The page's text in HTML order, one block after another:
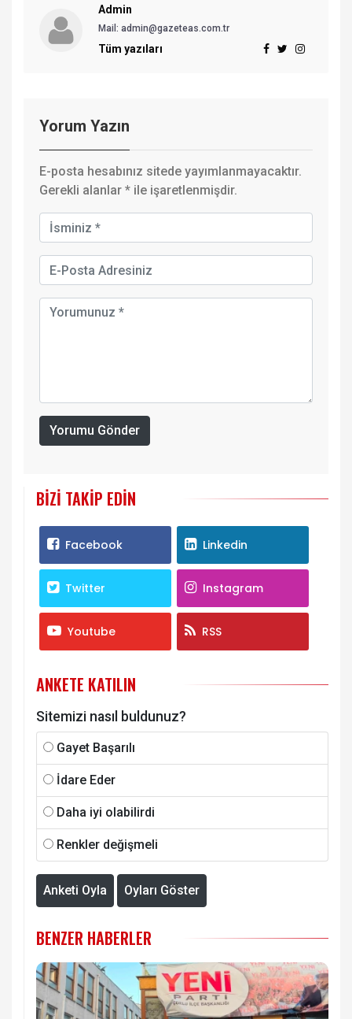
Admin
Mail: admin@gazeteas.com.tr
Tüm yazıları
Yorum Yazın
E-posta hesabınız sitede yayımlanmayacaktır.
Gerekli alanlar * ile işaretlenmişdir.
Yorumu Gönder
BIZI TAKIP EDIN
Facebook Linkedin
Twitter Instagram
Youtube RSS
ANKETE KATILIN
Sitemizi nasıl buldunuz?
Gayet Başarılı
İdare Eder
Daha iyi olabilirdi
Renkler değişmeli
Anketi Oyla Oyları Göster
BENZER HABERLER